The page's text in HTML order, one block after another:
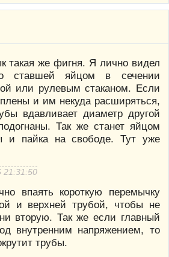
такая же фигня. Я лично видел
ставшей яйцом в сечении
или рулевым стаканом. Если
и им некуда расширяться,
вдавливает диаметр другой
Так же станет яйцом
и пайка на свободе. Тут уже
21:31:50
впаять короткую перемычку
и верхней трубой, чтобы не
вторую. Так же если главный
внутренним напряжением, то
трубы.